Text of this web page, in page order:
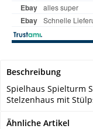
Beschreibung
Spielhaus Spielturm
Stelzenhaus mit
Ähnliche Artikel